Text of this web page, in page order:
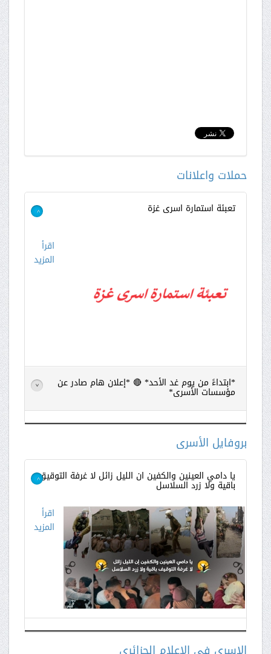
حملات واعلانات
تعبئة استمارة اسرى غزة >
اقرأ
المزيد
*ابتداءً من يوم غد الأحد* 🔴 *إعلان هام صادر عن
مؤسسات الأسرى* >
اقرأ
بروفايل الأسرى
يا دامي العينين والكفين ان الليل زائل لا غرفة التوقيق
باقية ولا زرد السلاسل >
اقرأ
المزيد